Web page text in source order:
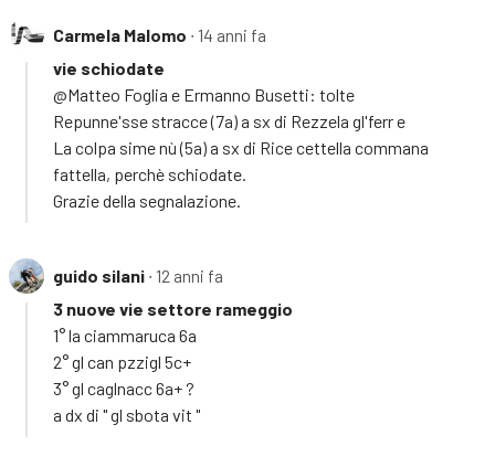
Carmela Malomo ∙ 14 anni fa
vie schiodate
@Matteo Foglia e Ermanno Busetti: tolte
Repunne'sse stracce (7a) a sx di Rezzela gl'ferr e
La colpa sime nù (5a) a sx di Rice cettella commana
fattella, perchè schiodate.
Grazie della segnalazione.
guido silani ∙ 12 anni fa
3 nuove vie settore rameggio
1° la ciammaruca 6a
2° gl can pzzigl 5c+
3° gl caglnacc 6a+ ?
a dx di " gl sbota vit "